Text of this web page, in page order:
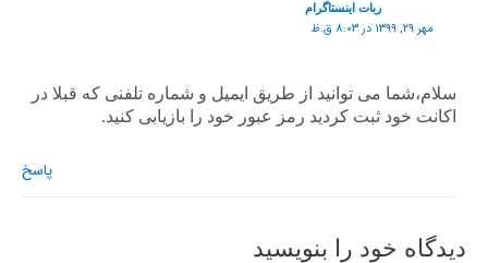
ربات اینستاگرام
مهر ۲۹, ۱۳۹۹ در ۸:۰۳ ق.ظ
سلام،شما می توانید از طریق ایمیل و شماره تلفنی که قبلا در
اکانت خود ثبت کردید رمز عبور خود را بازیابی کنید.
پاسخ
دیدگاه‌ خود را بنویسید